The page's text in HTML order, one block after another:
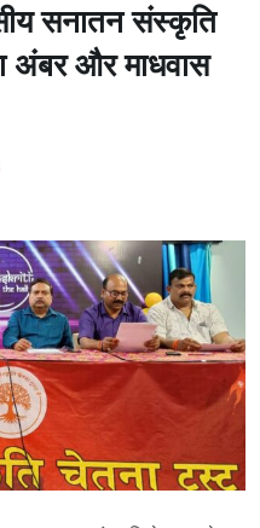
सनातन संस्कृति
अंबर और माधवास